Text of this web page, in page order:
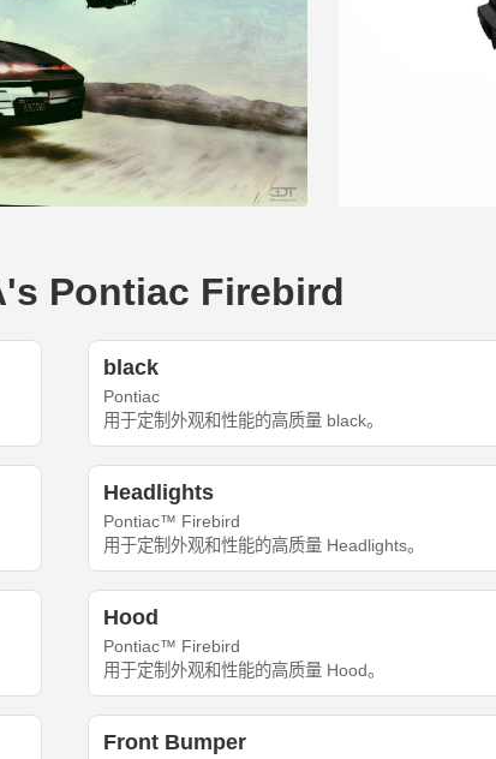
Pontiac Firebird
black
Pontiac
用于定制外观和性能的高质量 black。
Headlights
Pontiac™ Firebird
用于定制外观和性能的高质量 Headlights。
Hood
Pontiac™ Firebird
用于定制外观和性能的高质量 Hood。
Front Bumper